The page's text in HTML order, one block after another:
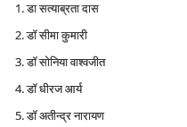
डा सत्याब्रता दास
डॉ सीमा कुमारी
डॉ सोनिया वाश्वजीत
डॉ धीरज आर्य
डॉ अतीन्द्र नारायण